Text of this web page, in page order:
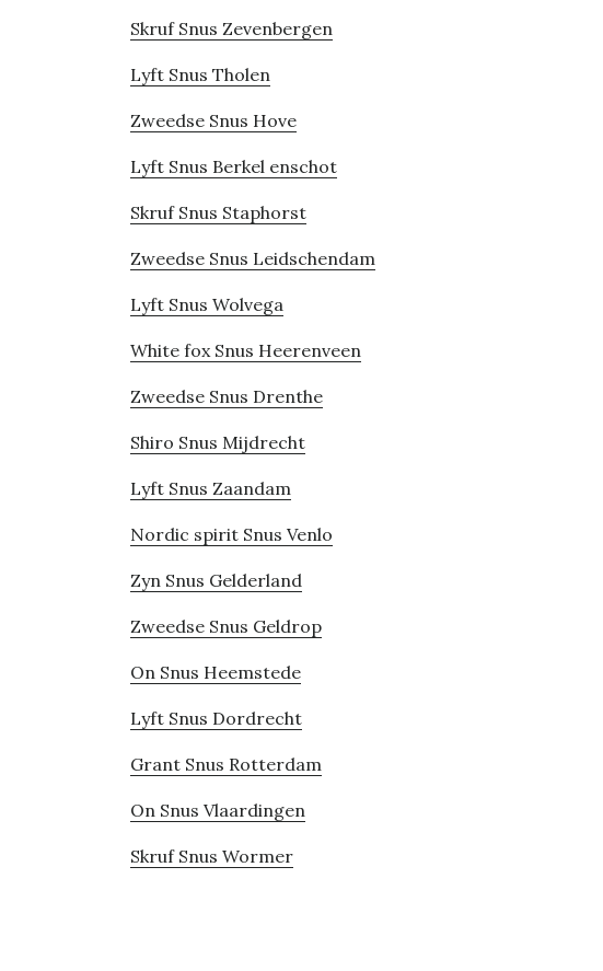
Skruf Snus Zevenbergen
Lyft Snus Tholen
Zweedse Snus Hove
Lyft Snus Berkel enschot
Skruf Snus Staphorst
Zweedse Snus Leidschendam
Lyft Snus Wolvega
White fox Snus Heerenveen
Zweedse Snus Drenthe
Shiro Snus Mijdrecht
Lyft Snus Zaandam
Nordic spirit Snus Venlo
Zyn Snus Gelderland
Zweedse Snus Geldrop
On Snus Heemstede
Lyft Snus Dordrecht
Grant Snus Rotterdam
On Snus Vlaardingen
Skruf Snus Wormer